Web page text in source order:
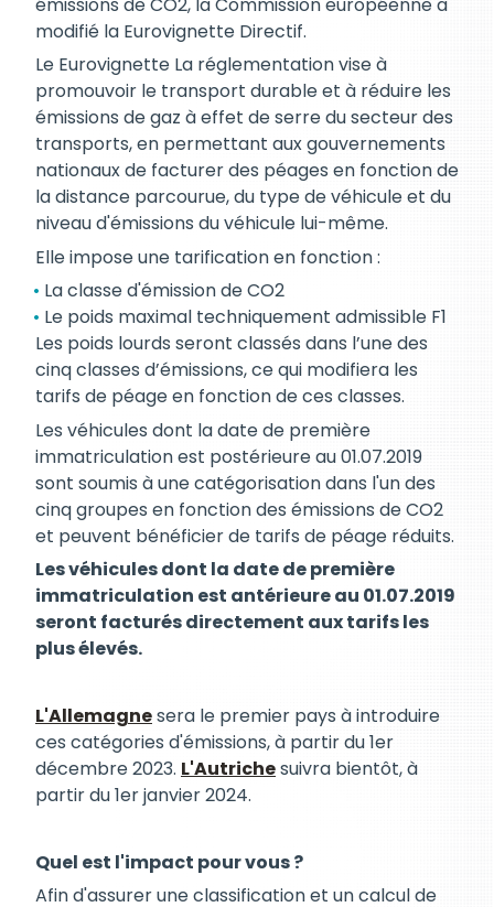
modifié la Eurovignette Directif.
Le Eurovignette La réglementation vise à
promouvoir le transport durable et à réduire les
émissions de gaz à effet de serre du secteur des
transports, en permettant aux gouvernements
nationaux de facturer des péages en fonction de
la distance parcourue, du type de véhicule et du
niveau d'émissions du véhicule lui-même.
Elle impose une tarification en fonction :
La classe d'émission de CO2
Le poids maximal techniquement admissible F1
Les poids lourds seront classés dans l’une des
cinq classes d’émissions, ce qui modifiera les
tarifs de péage en fonction de ces classes.
Les véhicules dont la date de première
immatriculation est postérieure au 01.07.2019
sont soumis à une catégorisation dans l'un des
cinq groupes en fonction des émissions de CO2
et peuvent bénéficier de tarifs de péage réduits.
Les véhicules dont la date de première
immatriculation est antérieure au 01.07.2019
seront facturés directement aux tarifs les
plus élevés.
L'Allemagnesera le premier pays à introduire
ces catégories d'émissions, à partir du 1er
décembre 2023. L'Autrichesuivra bientôt, à
partir du 1er janvier 2024.
Quel est l'impact pour vous ?
Afin d'assurer une classification et un calcul de